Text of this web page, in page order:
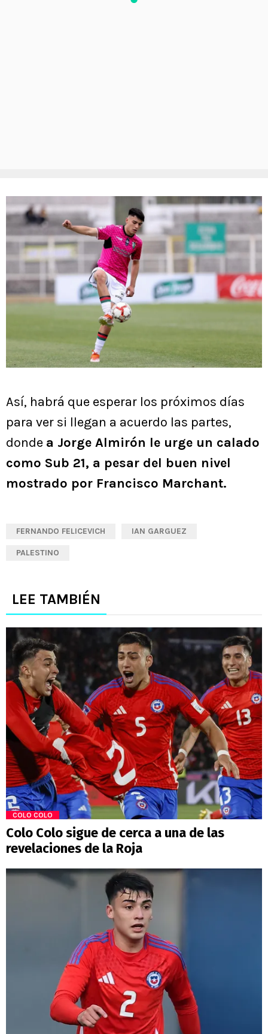
Así, habrá que esperar los próximos días
para ver si llegan a acuerdo las partes,
donde a Jorge Almirón le urge un calado
como Sub 21, a pesar del buen nivel
mostrado por Francisco Marchant.
FERNANDO FELICEVICH IAN GARGUEZ
PALESTINO
LEE TAMBIÉN
COLO COLO
Colo Colo sigue de cerca a una de las
revelaciones de la Roja